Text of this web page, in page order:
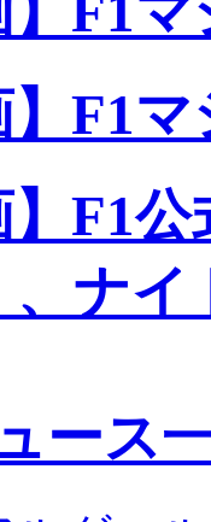
】F1
】F1
、ナ
ース